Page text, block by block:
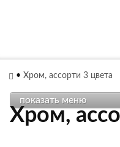
• Хром, ассорти 3 цвета
Хром,
показать меню